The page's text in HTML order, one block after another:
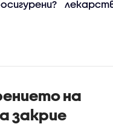
на
закрие